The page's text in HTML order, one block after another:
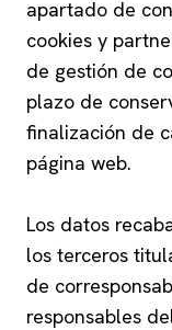
apartado de
cookies y
de gestión de
plazo de
finalización de
página web.
Los datos
los terceros
de
responsables